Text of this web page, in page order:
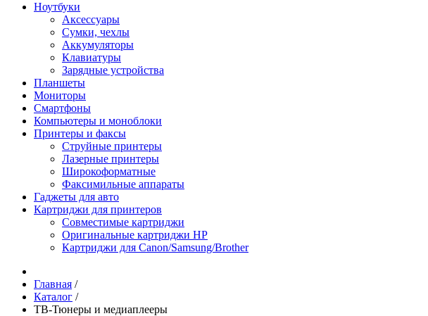
Ноутбуки
Аксессуары
Сумки, чехлы
Аккумуляторы
Клавиатуры
Зарядные устройства
Планшеты
Мониторы
Смартфоны
Компьютеры и моноблоки
Принтеры и факсы
Струйные принтеры
Лазерные принтеры
Широкоформатные
Факсимильные аппараты
Гаджеты для авто
Картриджи для принтеров
Совместимые картриджи
Оригинальные картриджи HP
Картриджи для Canon/Samsung/Brother
Главная /
Каталог /
ТВ-Тюнеры и медиаплееры